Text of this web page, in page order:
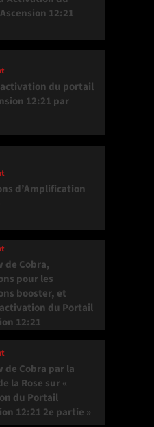
12:21
du portail
12:21 par
d’Amplification
de Cobra,
pour les
booster, et
du Portail
12:21
Cobra par la
la Rose sur «
du Portail
12:21 2e partie »